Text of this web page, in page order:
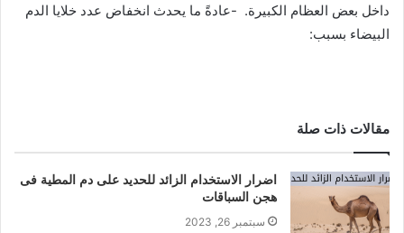
داخل بعض العظام الكبيرة. -عادةً ما يحدث انخفاض عدد خلايا الدم
البيضاء بسبب:
مقالات ذات صلة
اضرار الاستخدام الزائد للحديد على دم المطية فى
هجن السباقات
سبتمبر 26, 2023